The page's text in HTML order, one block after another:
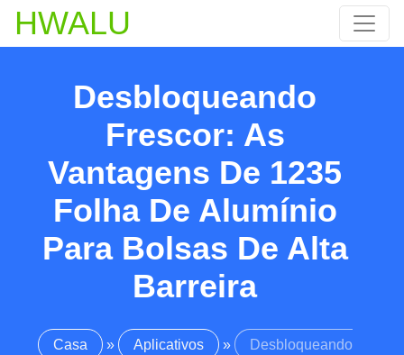
HWALU
Desbloqueando
Frescor: As
Vantagens De 1235
Folha De Alumínio
Para Bolsas De Alta
Barreira
Casa » Aplicativos » Desbloqueando